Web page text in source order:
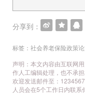
导
航
分享到：
标签： 社会养老保险政策
声明：本文内容由互联网
作人工编辑处理，也不承
欢迎发送邮件至：
人员会在5个工作日内联系